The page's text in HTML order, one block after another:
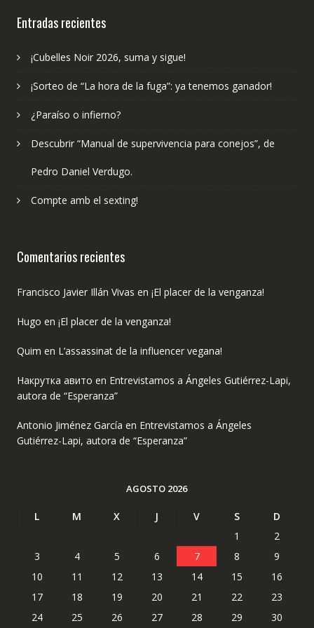
Entradas recientes
¡Cubelles Noir 2026, suma y sigue!
¡Sorteo de “La hora de la fuga”: ya tenemos ganador!
¿Paraíso o infierno?
Descubrir “Manual de supervivencia para conejos”, de
Pedro Daniel Verdugo.
Compte amb el sexting!
Comentarios recientes
Francisco Javier Illán Vivas en ¡El placer de la venganza!
Hugo en ¡El placer de la venganza!
Quim en L’assassinat de la influencer vegana!
Накрутка авито en Entrevistamos a Ángeles Gutiérrez-Lapi,
autora de “Esperanza”
Antonio Jiménez García en Entrevistamos a Ángeles
Gutiérrez-Lapi, autora de “Esperanza”
AGOSTO 2026
L M X J V S
D
1
2
3
4 5 6 7 8
9
10
11 12 13 14 15
16
17
18 19 20 21 22
23
24
25 26 27 28 29 30